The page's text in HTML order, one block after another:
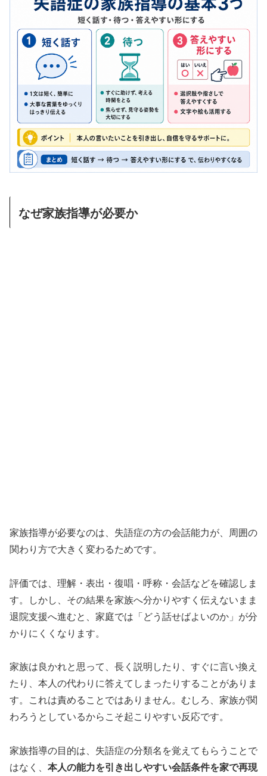
なぜ家族指導が必要か
家族指導が必要なのは、失語症の方の会話能力が、周囲の
関わり方で大きく変わるためです。
評価では、理解・表出・復唱・呼称・会話などを確認しま
す。しかし、その結果を家族へ分かりやすく伝えないまま
退院支援へ進むと、家庭では「どう話せばよいのか」が分
かりにくくなります。
家族は良かれと思って、長く説明したり、すぐに言い換え
たり、本人の代わりに答えてしまったりすることがありま
す。これは責めることではありません。むしろ、家族が関
わろうとしているからこそ起こりやすい反応です。
家族指導の目的は、失語症の分類名を覚えてもらうことで
はなく、 本人の能力を引き出しやすい会話条件を家で再現